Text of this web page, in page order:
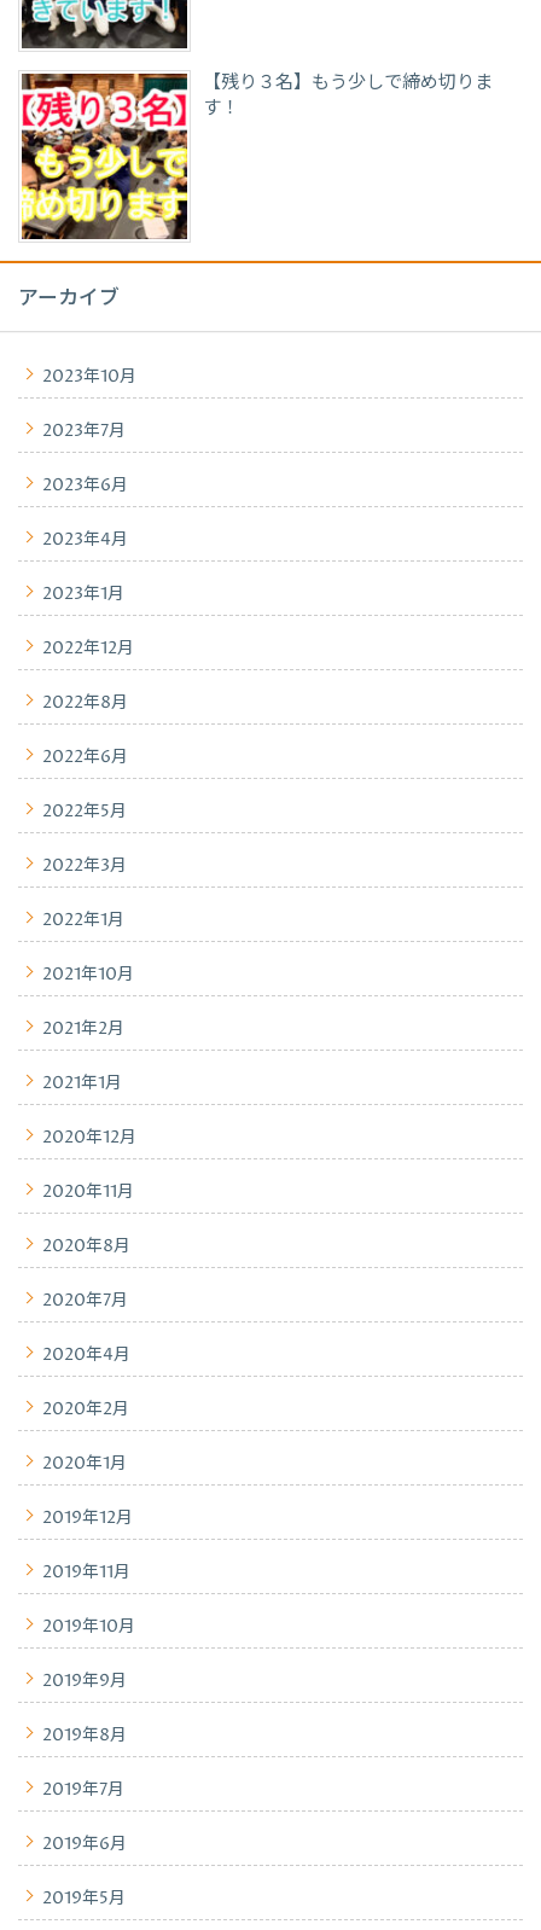
【残り３名】もう少しで締め切りま
す！
アーカイブ
2023年10月
2023年7月
2023年6月
2023年4月
2023年1月
2022年12月
2022年8月
2022年6月
2022年5月
2022年3月
2022年1月
2021年10月
2021年2月
2021年1月
2020年12月
2020年11月
2020年8月
2020年7月
2020年4月
2020年2月
2020年1月
2019年12月
2019年11月
2019年10月
2019年9月
2019年8月
2019年7月
2019年6月
2019年5月